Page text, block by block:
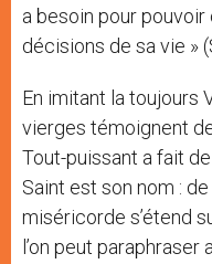
a besoin pour
décisions de sa vie »
En imitant la toujours
vierges témoignent
Tout-puissant a fait
Saint est son nom :
miséricorde s’étend
l’on peut paraphraser